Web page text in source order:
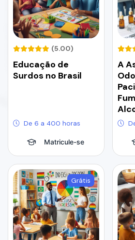
(5.00)
Educação de
Surdos no Brasil
De 6 a 400 horas
Matricule-se
A
Grátis